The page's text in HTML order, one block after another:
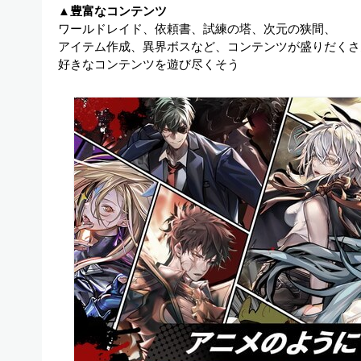
▲豊富なコンテンツ
ワールドレイド、依頼書、試練の塔、次元の狭間、
アイテム作成、異界ボスなど、コンテンツが盛りだく
好きなコンテンツを遊び尽くそう